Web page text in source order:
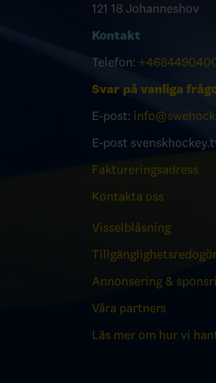
121 18 Johanneshov
Kontakt
Telefon:
Svar på vanliga
E-post:
E-post
Faktureringsadress
Kontakta oss
Visselblåsning
Annonsering &
Våra partners
Läs mer om hur vi